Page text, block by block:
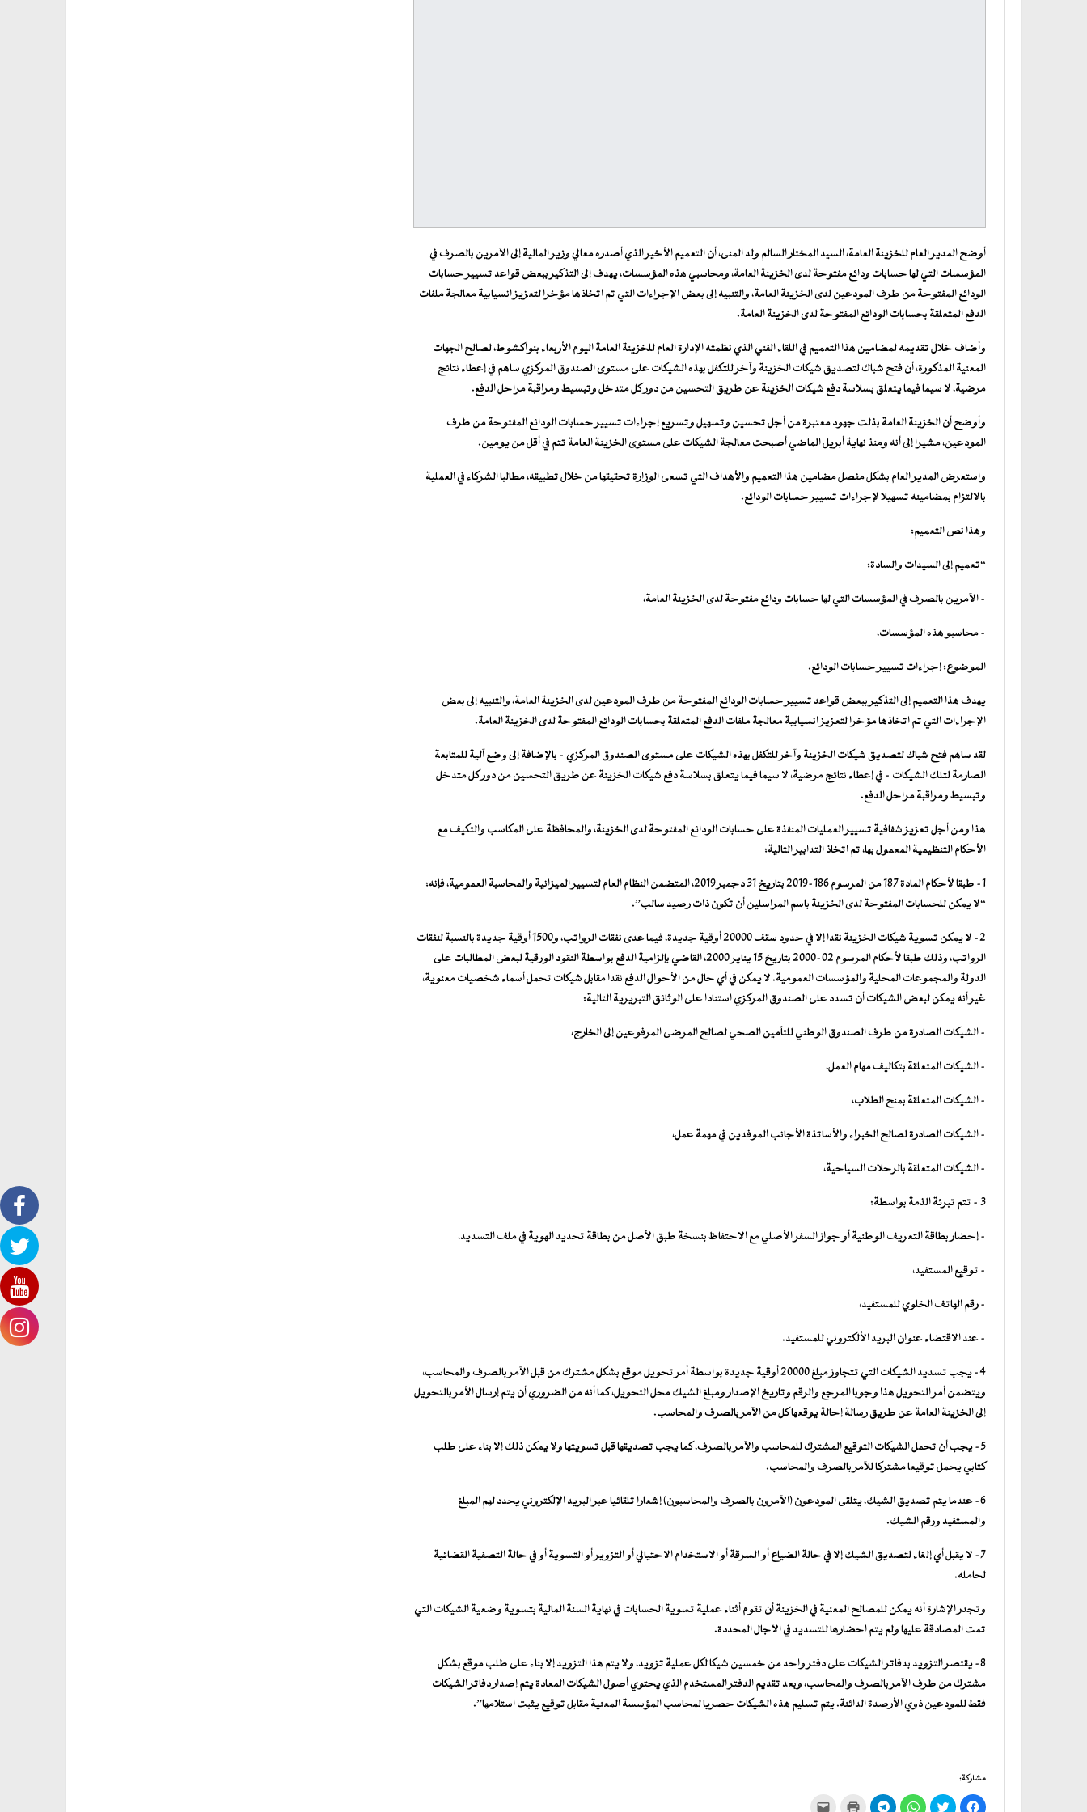
أوضح المدير العام للخزينة العامة، السيد المختار السالم ولد المنى، أن التعميم الأخير الذي أصدره معالي وزير المالية إلى الآمرين بالصرف في
المؤسسات التي لها حسابات ودائع مفتوحة لدى الخزينة العامة، ومحاسبي هذه المؤسسات، يهدف إلى التذكير ببعض قواعد تسيير حسابات
الودائع المفتوحة من طرف المودعين لدى الخزينة العامة، والتنبيه إلى بعض الإجراءات التي تم اتخاذها مؤخرا لتعزيز انسيابية معالجة ملفات
الدفع المتعلقة بحسابات الودائع المفتوحة لدى الخزينة العامة.
وأضاف خلال تقديمه لمضامين هذا التعميم في اللقاء الفني الذي نظمته الإدارة العام للخزينة العامة اليوم الأربعاء بنواكشوط، لصالح الجهات
المعنية المذكورة، أن فتح شباك لتصديق شيكات الخزينة وآخر للتكفل بهذه الشيكات على مستوى الصندوق المركزي ساهم في إعطاء نتائج
مرضية، لا سيما فيما يتعلق بسلاسة دفع شيكات الخزينة عن طريق التحسين من دور كل متدخل وتبسيط ومراقبة مراحل الدفع.
وأوضح أن الخزينة العامة بذلت جهود معتبرة من أجل تحسين وتسهيل وتسريع إجراءات تسيير حسابات الودائع المفتوحة من طرف
المودعين، مشيرا إلى أنه ومنذ نهاية أبريل الماضي أصبحت معالجة الشيكات على مستوى الخزينة العامة تتم في أقل من يومين.
واستعرض المدير العام بشكل مفصل مضامين هذا التعميم والأهداف التي تسعى الوزارة تحقيقها من خلال تطبيقه، مطالبا الشركاء في العملية
بالالتزام بمضامينه تسهيلا لإجراءات تسيير حسابات الودائع.
وهذا نص التعميم:
“تعميم إلى السيدات والسادة:
– الآمرين بالصرف في المؤسسات التي لها حسابات ودائع مفتوحة لدى الخزينة العامة،
– محاسبو هذه المؤسسات،
الموضوع: إجراءات تسيير حسابات الودائع.
يهدف هذا التعميم إلى التذكير ببعض قواعد تسيير حسابات الودائع المفتوحة من طرف المودعين لدى الخزينة العامة، والتنبيه إلى بعض
الإجراءات التي تم اتخاذها مؤخرا لتعزيز انسيابية معالجة ملفات الدفع المتعلقة بحسابات الودائع المفتوحة لدى الخزينة العامة.
لقد ساهم فتح شباك لتصديق شيكات الخزينة وآخر للتكفل بهذه الشيكات على مستوى الصندوق المركزي – بالإضافة إلى وضع آلية للمتابعة
الصارمة لتلك الشيكات – في إعطاء نتائج مرضية، لا سيما فيما يتعلق بسلاسة دفع شيكات الخزينة عن طريق التحسين من دور كل متدخل
وتبسيط ومراقبة مراحل الدفع.
هذا ومن أجل تعزيز شفافية تسيير العمليات المنفذة على حسابات الودائع المفتوحة لدى الخزينة، والمحافظة على المكاسب والتكيف مع
الأحكام التنظيمية المعمول بها، تم اتخاذ التدابير التالية:
1- طبقا لأحكام المادة 187 من المرسوم 186-2019 بتاريخ 31 دجمبر 2019، المتضمن النظام العام لتسيير الميزانية والمحاسبة العمومية، فإنه:
“لا يمكن للحسابات المفتوحة لدى الخزينة باسم المراسلين أن تكون ذات رصيد سالب”.
2- لا يمكن تسوية شيكات الخزينة نقدا إلا في حدود سقف 20000 أوقية جديدة، فيما عدى نفقات الرواتب، و1500 أوقية جديدة بالنسبة لنفقات
الرواتب، وذلك طبقا لأحكام المرسوم 02-2000 بتاريخ 15 يناير 2000، القاضي بإلزامية الدفع بواسطة النقود الورقية لبعض المطالبات على
الدولة والمجموعات المحلية والمؤسسات العمومية. لا يمكن في أي حال من الأحوال الدفع نقدا مقابل شيكات تحمل أسماء شخصيات معنوية،
غير أنه يمكن لبعض الشيكات أن تسدد على الصندوق المركزي استنادا على الوثائق التبريرية التالية:
– الشيكات الصادرة من طرف الصندوق الوطني للتأمين الصحي لصالح المرضى المرفوعين إلى الخارج،
– الشيكات المتعلقة بتكاليف مهام العمل،
– الشيكات المتعلقة بمنح الطلاب،
– الشيكات الصادرة لصالح الخبراء والأساتذة الأجانب الموفدين في مهمة عمل،
– الشيكات المتعلقة بالرحلات السياحية،
3 – تتم تبرئة الذمة بواسطة:
– إحضار بطاقة التعريف الوطنية أو جواز السفر الأصلي مع الاحتفاظ بنسخة طبق الأصل من بطاقة تحديد الهوية في ملف التسديد،
– توقيع المستفيد،
– رقم الهاتف الخلوي للمستفيد،
– عند الاقتضاء عنوان البريد الألكتروني للمستفيد.
4- يجب تسديد الشيكات التي تتجاوز مبلغ 20000 أوقية جديدة بواسطة أمر تحويل موقع بشكل مشترك من قبل الآمر بالصرف والمحاسب،
ويتضمن أمر التحويل هذا وجوبا المرجع والرقم وتاريخ الإصدار ومبلغ الشيك محل التحويل، كما أنه من الضروري أن يتم إرسال الأمر بالتحويل
إلى الخزينة العامة عن طريق رسالة إحالة يوقعها كل من الآمر بالصرف والمحاسب.
5- يجب أن تحمل الشيكات التوقيع المشترك للمحاسب والآمر بالصرف، كما يجب تصديقها قبل تسويتها ولا يمكن ذلك إلا بناء على طلب
كتابي يحمل توقيعا مشتركا للآمر بالصرف والمحاسب.
6- عندما يتم تصديق الشيك، يتلقى المودعون (الآمرون بالصرف والمحاسبون) إشعارا تلقائيا عبر البريد الإلكتروني يحدد لهم المبلغ
والمستفيد ورقم الشيك.
7- لا يقبل أي إلغاء لتصديق الشيك إلا في حالة الضياع أو السرقة أو الاستخدام الاحتيالي أو التزوير أو التسوية أو في حالة التصفية القضائية
لحامله.
وتجدر الإشارة أنه يمكن للمصالح المعنية في الخزينة أن تقوم أثناء عملية تسوية الحسابات في نهاية السنة المالية بتسوية وضعية الشيكات التي
تمت المصادقة عليها ولم يتم احضارها للتسديد في الآجال المحددة.
8- يقتصر التزويد بدفاتر الشيكات على دفتر واحد من خمسين شيكا لكل عملية تزويد، ولا يتم هذا التزويد إلا بناء على طلب موقع بشكل
مشترك من طرف الآمر بالصرف والمحاسب، وبعد تقديم الدفتر المستخدم الذي يحتوي أصول الشيكات المعادة يتم إصدار دفاتر الشيكات
فقط للمودعين ذوي الأرصدة الدائنة. يتم تسليم هذه الشيكات حصريا لمحاسب المؤسسة المعنية مقابل توقيع يثبت استلامها”.
مشاركة:
انقر اضغط انقر انقر اضغط